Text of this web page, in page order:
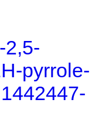
2,5-
pyrrole-